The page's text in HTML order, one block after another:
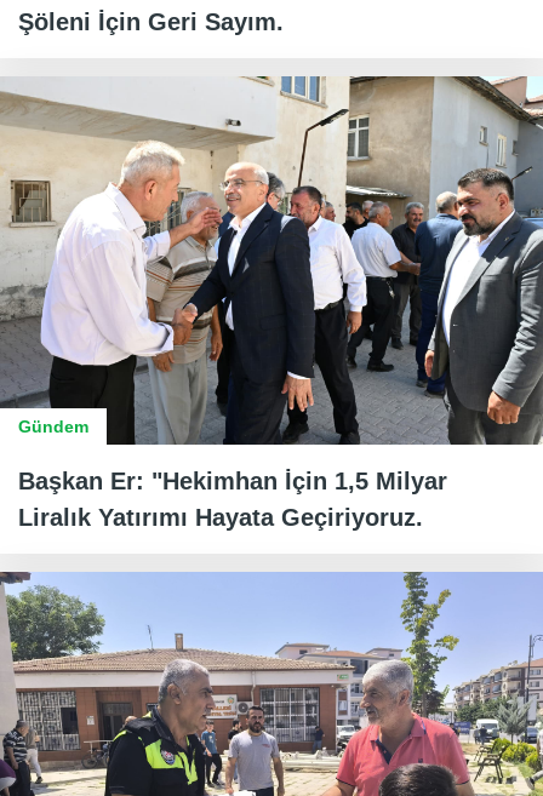
Şöleni İçin Geri Sayım.
Gündem
Başkan Er: "Hekimhan İçin 1,5 Milyar
Liralık Yatırımı Hayata Geçiriyoruz.